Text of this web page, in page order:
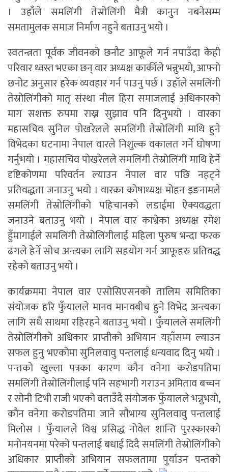
। उहाँले समलिंगी तेस्रोलिंगी मैत्री कानुन नबनेसम्म
समतामुलक समाज निर्माण नहुने बताउनु भयो ।
स्वतन्त्रता पूर्वक जीवनको छनौट आफूले गर्न नपाउँदा केही
परिवार ध्वस्त भएका छन् वार अध्यक्ष कार्कीले भन्नुभयो, आफ्नो
छनोट अनुसार हरेक व्यवहार गर्न पाउनु पर्छ । उहाँले समलिंगी
तेस्रोलिंगीको मातृ संस्था नील हिरा समाजलाई अधिकारको
माग सशक्त रुपमा राख्न सुझाव पनि दिनुभयो । वारका
महासचिव सुनिल पोखरेलले समलिंगी तेस्रोलिंगी माथि हुने
विभेदका घटनामा नेपाल वारले निशुल्क वकालत गर्ने घोषणा
गर्नुभयो । महासचिव पोखरेलले समलिंगी तेस्रोलिंगी माथि हेर्ने
दृष्टिकोणमा परिवर्तन ल्याउन नेपाल वार पछि नहट्ने
प्रतिवद्धता जनाउनु भयो । वारका कोषाध्यक्ष मोहन इङनामले
समलिंगी तेस्रोलिंगीको पहिचानको लडाईमा ऐक्यवद्धता
जनाउने बताउनु भयो । नेपाल वार काभ्रेका अध्यक्ष रमेश
हुँमागाईले समलिंगी तेस्रोलिंगीलाई महिला पुरुष भन्दा फरक
ढंगले हेर्ने सोच अन्त्यका लागि सहयोग गर्न आफूहरु प्रतिवद्ध
रहेको बताउनु भयो ।
कार्यक्रममा नेपाल वार एसोसिएसनको तालिम समितिका
संयोजक हरि फुँयालले मानव मानवबीच हुने विभेद अन्त्यका
लागि सधै साथमा रहिरहने बताउनु भयो । फुँयालले समलिंगी
तेस्रोलिंगीको अधिकार प्राप्तीको अभियान यहाँसम्म ल्याउन
सफल हुनु भएकोमा सुनिलवावु पन्तलाई धन्यवाद दिनु भयो ।
पन्तको खुल्ला पत्रका कारण कौन वनेगा करोडपतिमा
समलिंगी तेस्रोलिंगीलाई पनि सहभागी गराउन अमिताव बच्चन
र सोनी टिभी राजी भएको वताउँदै संयोजक फुँयालले भन्नुभयो,
कौन वनेगा करोडपतिमा जाने सौभाग्य सुनिलवावु पन्तलाई
मिलोस । फुँयालले विश्व प्रसिद्ध नोवेल शान्ति पुरस्कारको
मनोनयनमा परेको पन्तलाई बधाई दिदै समलिंगी तेस्रोलिंगीको
अधिकार प्राप्तीको अभियान सफलतामा पुर्याउन पन्तको